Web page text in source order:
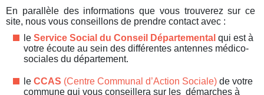
En parallèle des informations que vous trouverez sur ce
site, nous vous conseillons de prendre contact avec :
le Service Social du Conseil Départemental qui est à
votre écoute au sein des différentes antennes médico-
sociales du département.
le CCAS (Centre Communal d’Action Sociale) de votre
commune qui vous conseillera sur les démarches à